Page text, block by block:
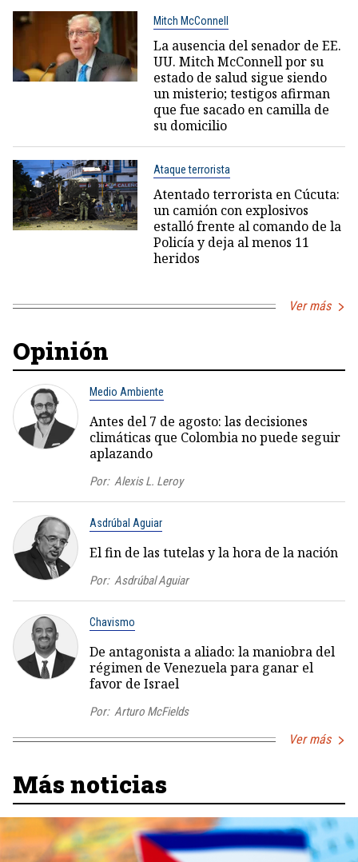
Mitch McConnell
La ausencia del senador de EE.
UU. Mitch McConnell por su
estado de salud sigue siendo
un misterio; testigos afirman
que fue sacado en camilla de
su domicilio
Ataque terrorista
Atentado terrorista en Cúcuta:
un camión con explosivos
estalló frente al comando de la
Policía y deja al menos 11
heridos
Ver más
Opinión
Medio Ambiente
Antes del 7 de agosto: las decisiones
climáticas que Colombia no puede seguir
aplazando
Por: Alexis L. Leroy
Asdrúbal Aguiar
El fin de las tutelas y la hora de la nación
Por: Asdrúbal Aguiar
Chavismo
De antagonista a aliado: la maniobra del
régimen de Venezuela para ganar el
favor de Israel
Por: Arturo McFields
Ver más
Más noticias